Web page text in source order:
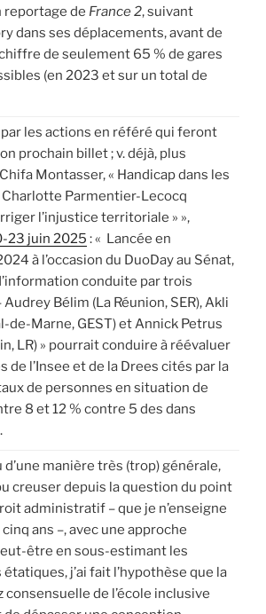
reportage de France 2, suivant
dans ses déplacements, avant de
de seulement 65 % de gares
(en 2023 et sur un total de
les actions en référé qui feront
prochain billet ; v. déjà, plus
Montasser, « Handicap dans les
Parmentier-Lecocq
l’injustice territoriale » »,
23 juin 2025 : « Lancée en
à l’occasion du DuoDay au Sénat,
conduite par trois
Bélim (La Réunion, SER), Akli
de-Marne, GEST) et Annick Petrus
LR) » pourrait conduire à réévaluer
de l’Insee et de la Drees cités par la
de personnes en situation de
8 et 12 % contre 5 des dans
d’une manière très (trop) générale,
creuser depuis la question du point
administratif – que je n’enseigne
ans –, avec une approche
être en sous-estimant les
j’ai fait l’hypothèse que la
consensuelle de l’école inclusive